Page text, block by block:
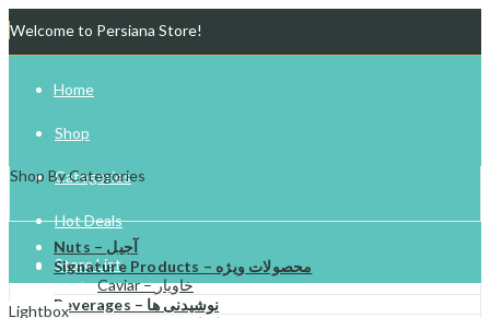
Welcome to Persiana Store!
Home
Shop
Categories
Hot Deals
Store List
Gift Cards
Shop By Categories
Nuts – آجیل
Signature Products – محصولات ویژه
Caviar – خاویار
Beverages – نوشیدنی ها
Lightbox